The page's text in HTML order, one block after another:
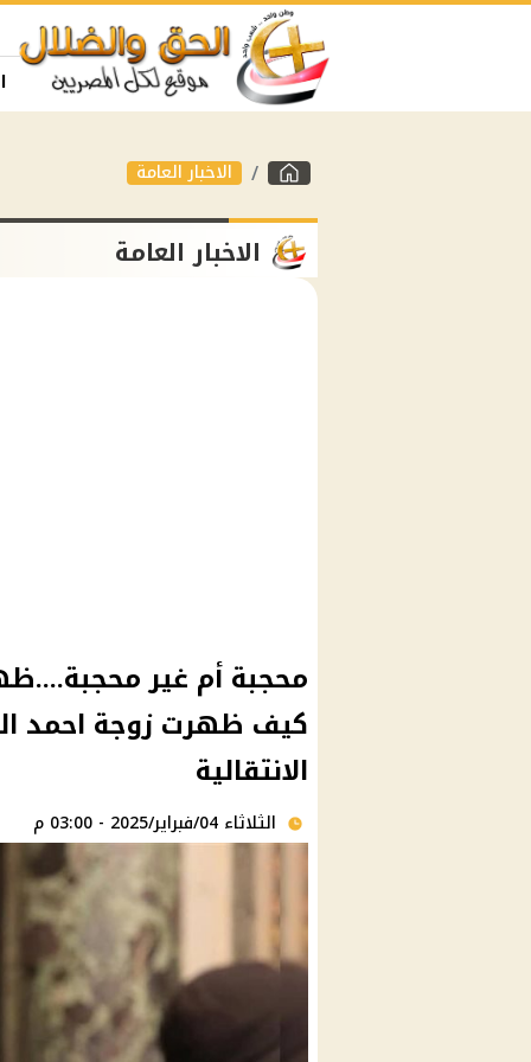
الاخبار العامة
الاخبار العامة
محجبة أم غير
كيف ظهرت زوجة احمد
الانتقالية
الثلاثاء 04/فبراير/2025 - 03:00 م